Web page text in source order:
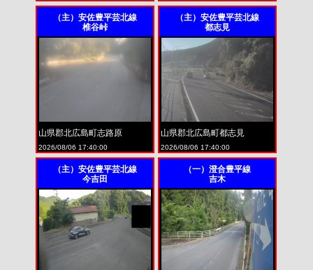
（主）安佐豊平芸北線
椎谷峠
山県郡北広島町志路原
2026/08/06 17:40:00
（主）安佐豊平芸北線
都志見
山県郡北広島町都志見
2026/08/06 17:40:00
（主）安佐豊平芸北線
今吉田
（一）澄合豊平線
吉木